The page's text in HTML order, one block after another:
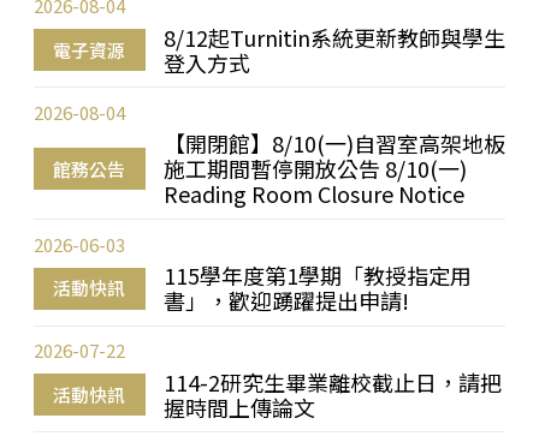
電子資源
8/12起Turnitin系統更新教師與學生
登入方式
2026-08-04
館務公告
【開閉館】8/10(一)自習室高架地板
施工期間暫停開放公告 8/10(一)
Reading Room Closure Notice
2026-08-04
活動快訊
115學年度第1學期「教授指定用
書」，歡迎踴躍提出申請!
2026-06-03
活動快訊
114-2研究生畢業離校截止日，請把
握時間上傳論文
2026-07-22